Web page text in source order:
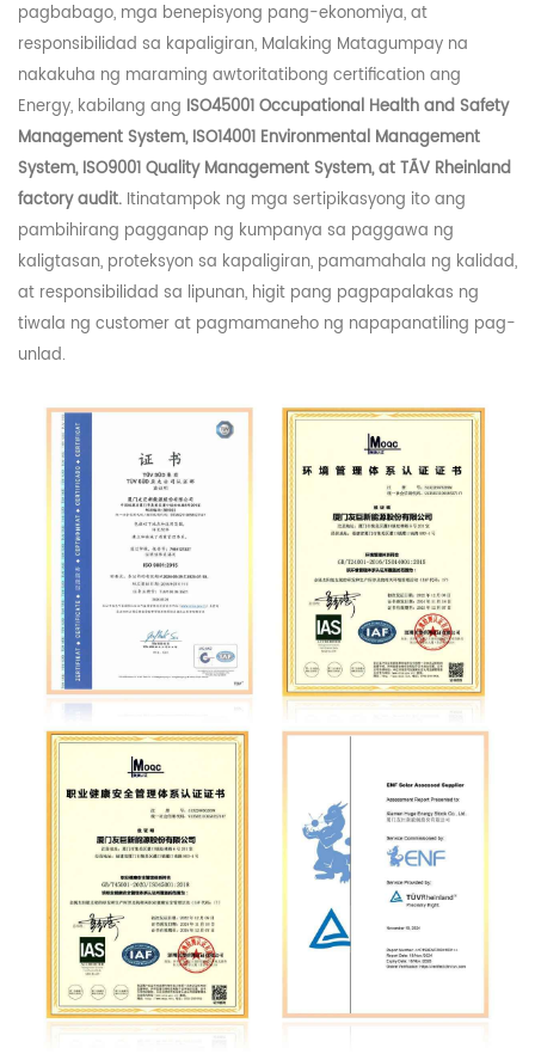
pagbabago, mga benepisyong pang-ekonomiya, at
responsibilidad sa kapaligiran, Malaking Matagumpay na
nakakuha ng maraming awtoritatibong certification ang
Energy, kabilang ang ISO45001 Occupational Health and Safety
Management System, ISO14001 Environmental Management
System, ISO9001 Quality Management System, at TÃV Rheinland
factory audit. Itinatampok ng mga sertipikasyong ito ang
pambihirang pagganap ng kumpanya sa paggawa ng
kaligtasan, proteksyon sa kapaligiran, pamamahala ng kalidad,
at responsibilidad sa lipunan, higit pang pagpapalakas ng
tiwala ng customer at pagmamaneho ng napapanatiling pag-
unlad.